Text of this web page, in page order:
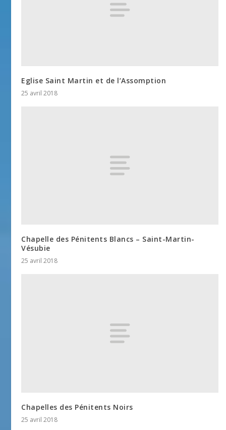
Eglise Saint Martin et de l’Assomption
25 avril 2018
Chapelle des Pénitents Blancs – Saint-Martin-
Vésubie
25 avril 2018
Chapelles des Pénitents Noirs
25 avril 2018